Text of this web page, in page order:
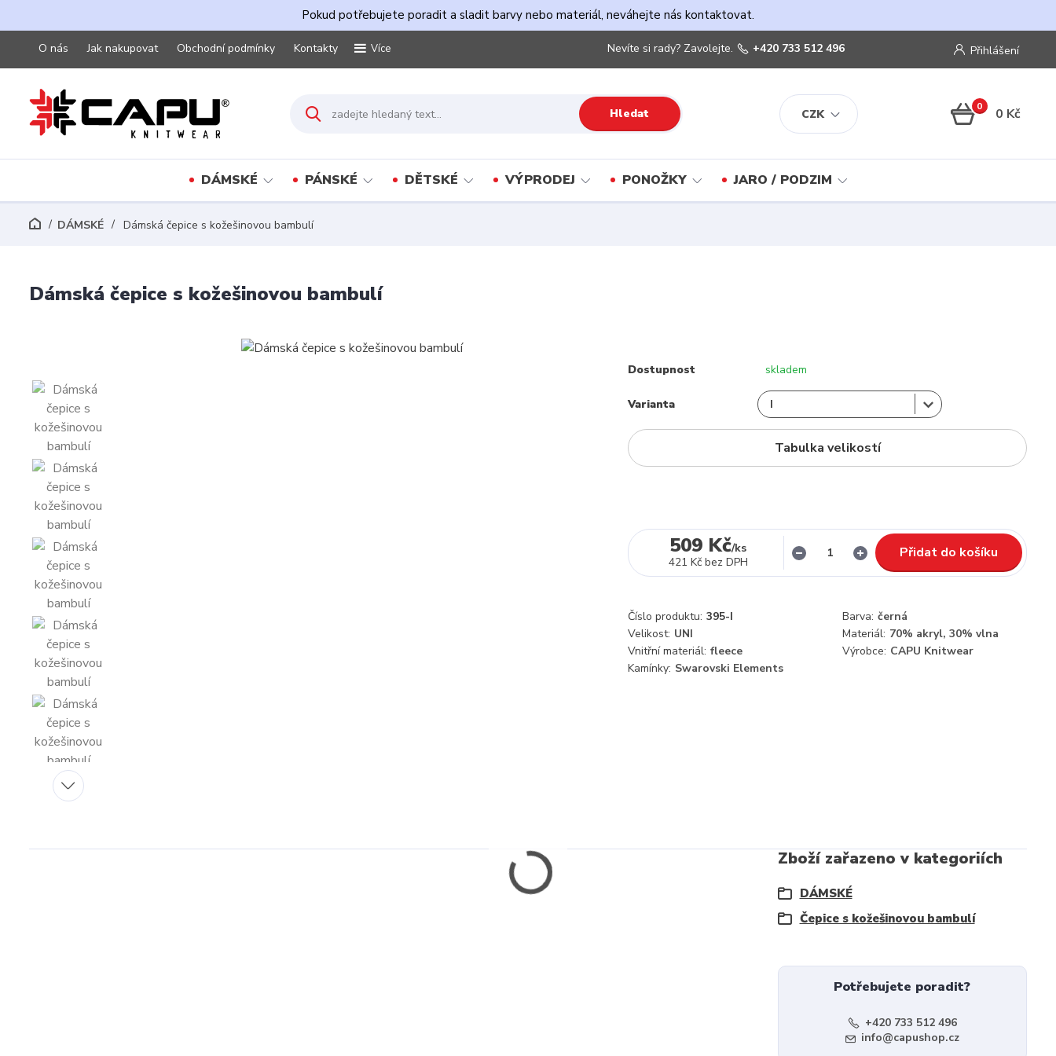
Pokud potřebujete poradit a sladit barvy nebo materiál, neváhejte nás kontaktovat.
O nás Jak nakupovat Obchodní podmínky Kontakty Více
CZK
Přihlášení
Hledat
Nevíte si rady? Zavolejte. +420 733 512 496
0 0 Kč
DÁMSKÉ PÁNSKÉ DĚTSKÉ VÝPRODEJ PONOŽKY JARO / PODZIM
DÁMSKÉ Dámská čepice s kožešinovou bambulí
Dámská čepice s kožešinovou bambulí
Dostupnost skladem
Varianta
Tabulka velikostí
509 Kč/ks
421 Kč bez DPH
Přidat do košíku
Číslo produktu: 395-I Barva: černá
Velikost: UNI Materiál: 70% akryl, 30% vlna
Vnitřní materiál: fleece Výrobce: CAPU Knitwear
Kamínky: Swarovski Elements
Zboží zařazeno v kategoriích
DÁMSKÉ
Čepice s kožešinovou bambulí
Potřebujete poradit?
+420 733 512 496
info@capushop.cz